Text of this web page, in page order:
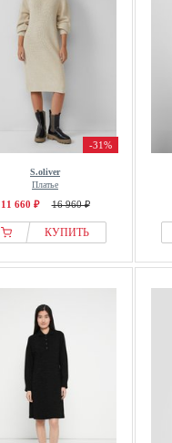
-31%
S.oliver
Платье
11 660 ₽ 16 960 ₽
КУПИТЬ